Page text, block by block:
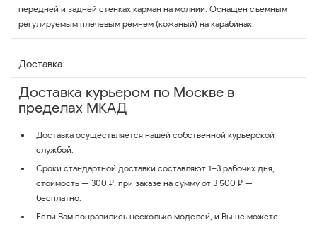
передней и задней стенках карман на молнии. Оснащен съемным
регулируемым плечевым ремнем (кожаный) на карабинах.
Доставка
Доставка курьером по Москве в
пределах МКАД
Доставка осуществляется нашей собственной курьерской
службой.
Сроки стандартной доставки составляют 1–3 рабочих дня,
стоимость — 300 ₽, при заказе на сумму от 3 500 ₽ —
бесплатно.
Если Вам понравились несколько моделей, и Вы не можете